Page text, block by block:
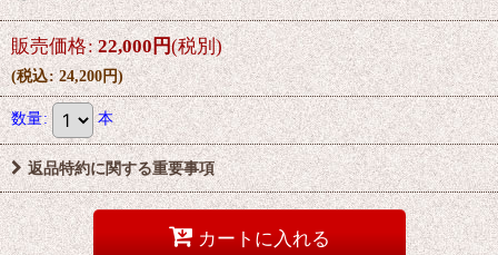
販売価格: 22,000円(税別)
(税込: 24,200円)
数量: 本
返品特約に関する重要事項
カートに入れる